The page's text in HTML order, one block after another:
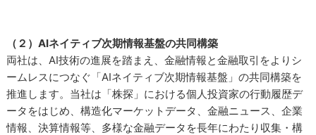
（２）AIネイティブ次期情報基盤の共同構築
両社は、AI技術の進展を踏まえ、金融情報と金融取引をよりシ
ームレスにつなぐ「AIネイティブ次期情報基盤」の共同構築を
推進します。当社は「株探」における個人投資家の行動履歴デ
ータをはじめ、構造化マーケットデータ、金融ニュース、企業
情報、決算情報等、多様な金融データを長年にわたり収集・構